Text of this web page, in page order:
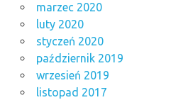
marzec 2020
luty 2020
styczeń 2020
październik 2019
wrzesień 2019
listopad 2017